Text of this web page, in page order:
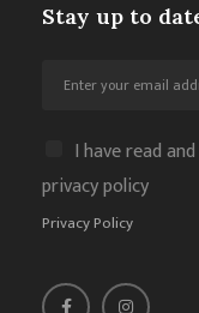
Stay up to
I have read
privacy policy
Privacy Policy